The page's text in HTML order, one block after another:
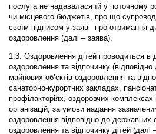
послуга не надавалася їй у поточному
чи місцевого бюджетів, про що
своїм підписом у заяві про отримання
оздоровлення (далі – заява).
1.3. Оздоровлення дітей проводиться в
оздоровлення та відпочинку
майнових об’єктів оздоровлення та
санаторно-курортних закладах,
профілакторіях, оздоровчих
організацій, за умови надання
оздоровлення відповідно до державних
оздоровлення та відпочинку дітей (далі